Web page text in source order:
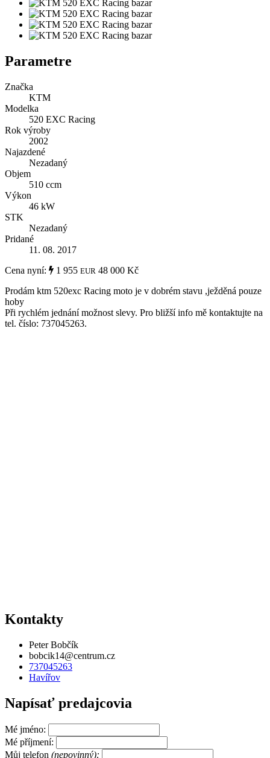
Parametre
Značka
KTM
Modelka
520 EXC Racing
Rok výroby
2002
Najazdené
Nezadaný
Objem
510 ccm
Výkon
46 kW
STK
Nezadaný
Pridané
11. 08. 2017
Cena nyní:
1 955 EUR 48 000 Kč
Prodám ktm 520exc Racing moto je v dobrém stavu ,ježděná pouze
hoby
Při rychlém jednání možnost slevy. Pro bližší info mě kontaktujte na
tel. číslo: 737045263.
Kontakty
Peter Bobčík
bobcik14@centrum.cz
737045263
Havířov
Napísať predajcovia
Mé jméno:
Mé příjmení:
Můj telefon (nepovinný):